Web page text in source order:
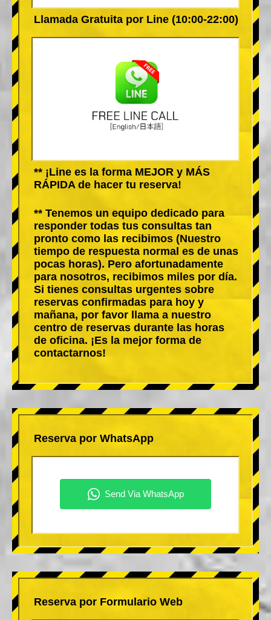
Llamada Gratuita por Line (10:00-22:00)
** ¡Line es la forma MEJOR y MÁS
RÁPIDA de hacer tu reserva!
** Tenemos un equipo dedicado para
responder todas tus consultas tan
pronto como las recibimos (Nuestro
tiempo de respuesta normal es de unas
pocas horas). Pero afortunadamente
para nosotros, recibimos miles por día.
Si tienes consultas urgentes sobre
reservas confirmadas para hoy y
mañana, por favor llama a nuestro
centro de reservas durante las horas
de oficina. ¡Es la mejor forma de
contactarnos!
Reserva por WhatsApp
Reserva por Formulario Web